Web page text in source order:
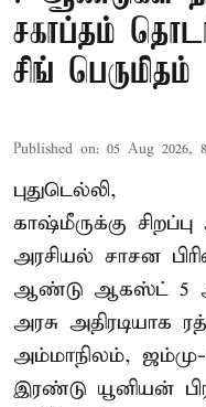
சகாப்தம்
சிங் பெருமிதம்
Published on: 05 Aug 2026,
புதுடெல்லி,
காஷ்மீருக்கு
அரசியல் சாசன
ஆண்டு ஆகஸ்ட் 5
அரசு அதிரடியாக
அம்மாநிலம்,
இரண்டு யூனியன்